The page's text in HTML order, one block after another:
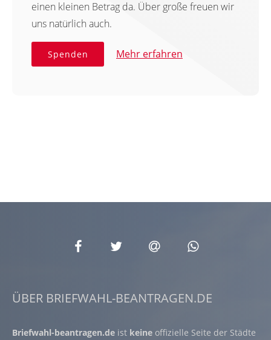
einen kleinen Betrag da. Über große freuen wir
uns natürlich auch.
Spenden Mehr erfahren
ÜBER BRIEFWAHL-BEANTRAGEN.DE
Briefwahl-beantragen.de ist keine offizielle Seite der Städte